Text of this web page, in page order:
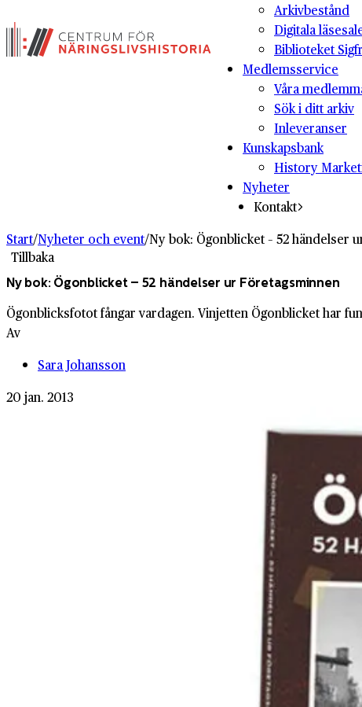
Arkivbestånd
Digitala
Biblioteket
Medlemsservice
Våra
Sök i ditt arkiv
Inleveranser
Kunskapsbank
History
Nyheter
Kontakt
Start/Nyheter och event/Ny bok: Ögonblicket – 52 händelser
Tillbaka
Ny bok: Ögonblicket – 52 händelser ur Företagsminnen
Ögonblicksfotot fångar vardagen. Vinjetten Ögonblicket har
Av
Sara Johansson
20 jan. 2013